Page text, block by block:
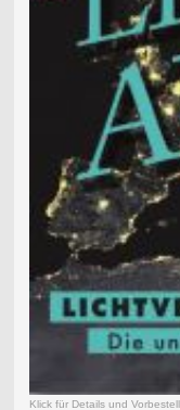
Klick für Details und